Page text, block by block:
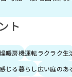
ト
暖房機運転ラクラク生
じる暮らし広い庭のあ